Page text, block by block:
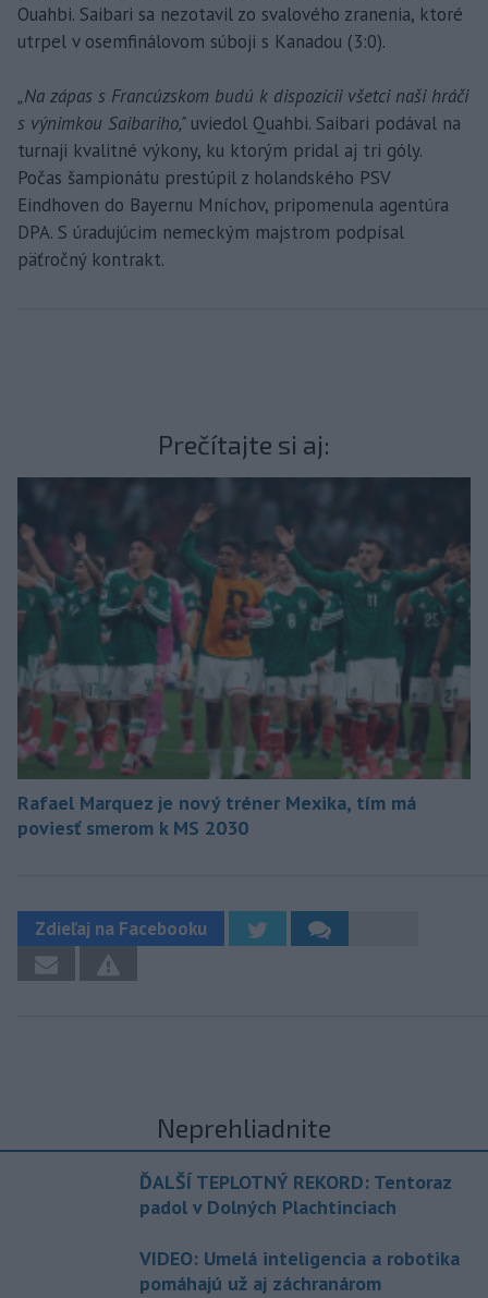
Ouahbi. Saibari sa nezotavil zo svalového zranenia, ktoré
utrpel v osemfinálovom súboji s Kanadou (3:0).
„Na zápas s Francúzskom budú k dispozícii všetci naši hráči
s výnimkou Saibariho," uviedol Quahbi. Saibari podával na
turnaji kvalitné výkony, ku ktorým pridal aj tri góly.
Počas šampionátu prestúpil z holandského PSV
Eindhoven do Bayernu Mníchov, pripomenula agentúra
DPA. S úradujúcim nemeckým majstrom podpísal
päťročný kontrakt.
Prečítajte si aj:
Rafael Marquez je nový tréner Mexika, tím má
poviesť smerom k MS 2030
Zdieľaj na Facebooku
Neprehliadnite
ĎALŠÍ TEPLOTNÝ REKORD: Tentoraz
padol v Dolných Plachtinciach
VIDEO: Umelá inteligencia a robotika
pomáhajú už aj záchranárom